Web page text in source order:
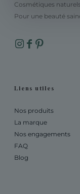
Cosmétiques
Pour une beauté
Liens utiles
Nos produits
La marque
Nos engagements
FAQ
Blog